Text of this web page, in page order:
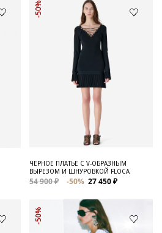
-50%
ЧЕРНОЕ ПЛАТЬЕ С V-ОБРАЗНЫМ
ВЫРЕЗОМ И ШНУРОВКОЙ FLOCA
54 900 ₽ -50% 27 450 ₽
-50%